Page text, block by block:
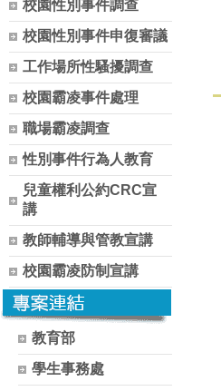
校園性別事件調查
校園性別事件申復審議
工作場所性騷擾調查
校園霸凌事件處理
職場霸凌調查
性別事件行為人教育
兒童權利公約CRC宣
講
教師輔導與管教宣講
校園霸凌防制宣講
教育部
學生事務處